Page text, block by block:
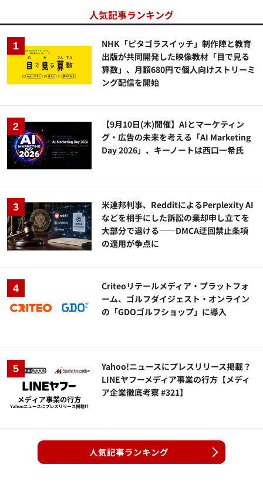
人気記事ランキング
NHK「ピタゴラスイッチ」制作陣と教育
出版が共同開発した映像教材「目で見る
算数」、月額680円で個人向けストリーミ
ング配信を開始
【9月10日(木)開催】AIとマーケティン
グ・広告の未来を考える「AI Marketing
Day 2026」、キーノートは西口一希氏
米連邦判事、RedditによるPerplexity AI
などを相手にした訴訟の棄却申し立てを
大部分で退ける——DMCA迂回禁止条項
の適用が争点に
Criteoリテールメディア・プラットフォ
ーム、ゴルフダイジェスト・オンライン
の「GDOゴルフショップ」に導入
Yahoo!ニュースにプレスリリース掲載？
LINEヤフーメディア事業の行方【メディ
ア企業徹底考察 #321】
人気記事ランキング